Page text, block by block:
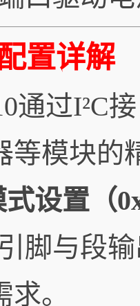
置详解
通过I²C
等模块的
式设置（
脚与段
。